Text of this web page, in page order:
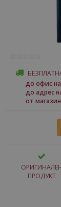
до офис на
до адрес
от
ПРОДУКТ